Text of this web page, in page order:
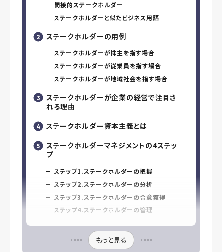
間接的ステークホルダー
ステークホルダーと似たビジネス用語
ステークホルダーの用例
ステークホルダーが株主を指す場合
ステークホルダーが従業員を指す場合
ステークホルダーが地域社会を指す場合
ステークホルダーが企業の経営で注目さ
れる理由
ステークホルダー資本主義とは
ステークホルダーマネジメントの4ステッ
プ
ステップ1.ステークホルダーの把握
ステップ2.ステークホルダーの分析
ステップ3.ステークホルダーの合意獲得
ステップ4.ステークホルダーの管理
もっと見る